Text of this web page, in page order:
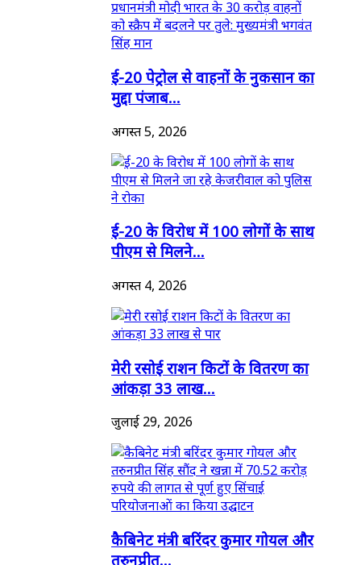
ई-20 पेट्रोल से वाहनों के नुकसान का
मुद्दा पंजाब...
अगस्त 5, 2026
ई-20 के विरोध में 100 लोगों के साथ
पीएम से मिलने...
अगस्त 4, 2026
मेरी रसोई राशन किटों के वितरण का
आंकड़ा 33 लाख...
जुलाई 29, 2026
कैबिनेट मंत्री बरिंदर कुमार गोयल और
तरुनप्रीत...